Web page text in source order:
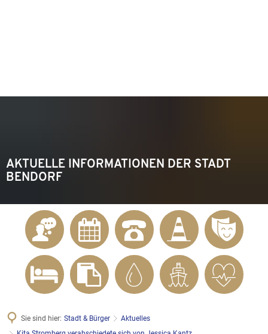
AKTUELLE INFORMATIONEN DER STADT
BENDORF
Sie sind hier: Stadt & Bürger
Aktuelles